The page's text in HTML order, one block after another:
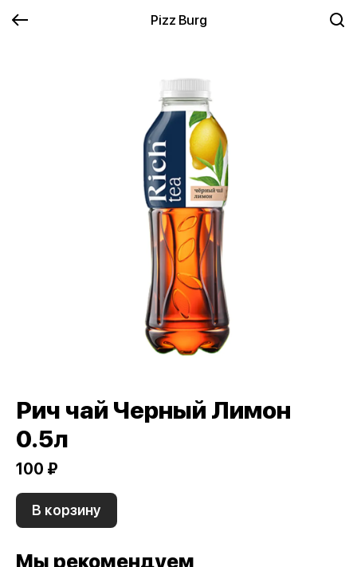
Pizz Burg
Рич чай Черный Лимон
0.5л
100 ₽
В корзину
Мы рекомендуем